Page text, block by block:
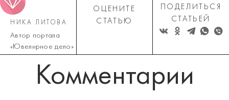
НИКА ЛИТОВА
Автор портала
«Ювелирное дело»
ОЦЕНИТЕ
СТАТЬЮ
ПОДЕЛИТЬСЯ
СТАТЬЕЙ
Комментарии